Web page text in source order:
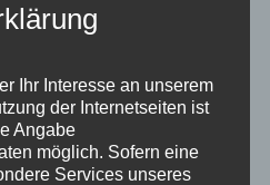
Ihr Interesse an unserem
der Internetseiten ist
Angabe
möglich. Sofern eine
Services unseres